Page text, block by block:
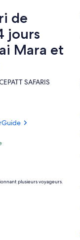
de
jours
Mara et
SAFARIS
plusieurs voyageurs.